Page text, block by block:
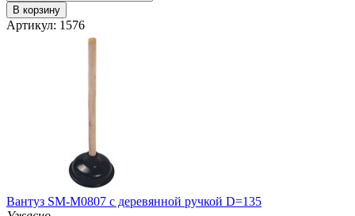
В корзину
Артикул: 1576
Вантуз SM-M0807 с деревянной ручкой D=135